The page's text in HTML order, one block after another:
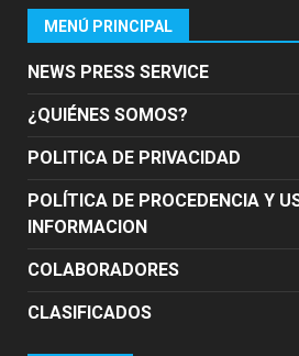
MENÚ PRINCIPAL
NEWS PRESS SERVICE
¿QUIÉNES SOMOS?
POLITICA DE PRIVACIDAD
POLÍTICA DE PROCEDENCIA Y
INFORMACION
COLABORADORES
CLASIFICADOS